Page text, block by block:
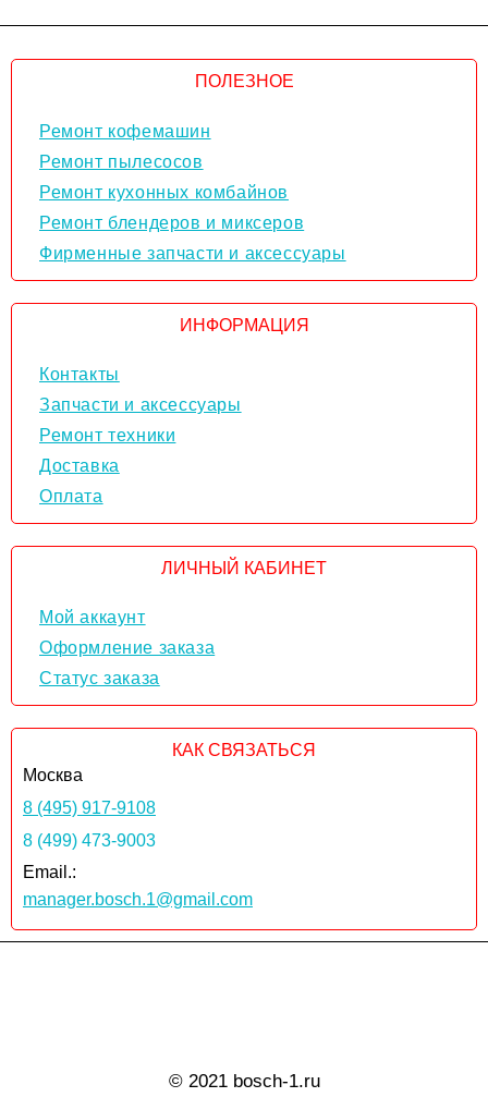
ПОЛЕЗНОЕ
Ремонт кофемашин
Ремонт пылесосов
Ремонт кухонных комбайнов
Ремонт блендеров и миксеров
Фирменные запчасти и аксессуары
ИНФОРМАЦИЯ
Контакты
Запчасти и аксессуары
Ремонт техники
Доставка
Оплата
ЛИЧНЫЙ КАБИНЕТ
Мой аккаунт
Оформление заказа
Статус заказа
КАК СВЯЗАТЬСЯ
Москва
8 (495) 917-9108
8 (499) 473-9003
Email.:
manager.bosch.1@gmail.com
© 2021 bosch-1.ru